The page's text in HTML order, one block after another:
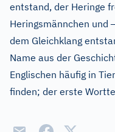
entstand, der Heringe
Heringsmännchen und–
dem Gleichklang
Name aus der
Englischen häufig in
finden; der erste